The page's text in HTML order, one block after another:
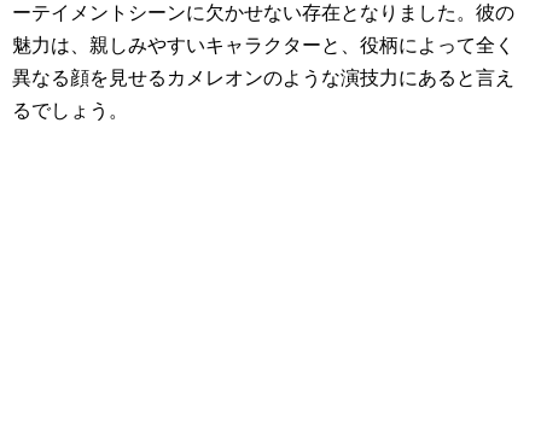
ーテイメントシーンに欠かせない存在となりました。彼の
魅力は、親しみやすいキャラクターと、役柄によって全く
異なる顔を見せるカメレオンのような演技力にあると言え
るでしょう。